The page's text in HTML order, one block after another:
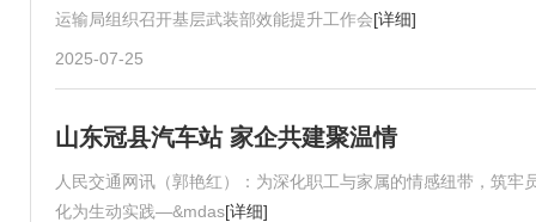
运输局组织召开基层武装部效能提升工作会[详细]
2025-07-25
山东冠县汽车站 家企共建聚温情
人民交通网讯（郭艳红）：为深化职工与家属的情感纽带，筑
化为生动实践—&mdas[详细]